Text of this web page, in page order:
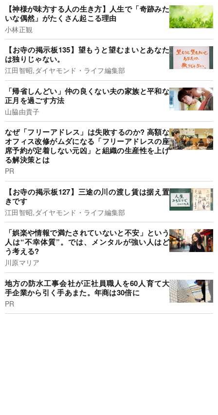
【神様が味方する人の生き方】人生で「奇跡みた
いな偶然」がたくさん起こる理由
小林正観
【お寺の掲示板135】望もうと望むまいとあなた
は独りじゃない。
江田智昭,ダイヤモンド・ライフ編集部
「帰省しんどい」仲の良くない夫の家族と平和な
正月を過ごす方法
山脇由貴子
なぜ「フリーアドレス」は失敗するのか? 高額な
オフィス改修がムダになる「フリーアドレスの座
席予約が定着しない元凶」と組織の生産性を上げ
る解決策とは
PR
【お寺の掲示板127】三途の川の渡し賃は据え置
きです
江田智昭,ダイヤモンド・ライフ編集部
「娯楽や情報で満たされていないと不安」という
人は“不幸体質”。では、メンタルが強い人はど
う考える?
川原マリア
地方の防水工事会社が正社員職人を60人育て大
手企業から引く手あまた。年商は30倍に
PR